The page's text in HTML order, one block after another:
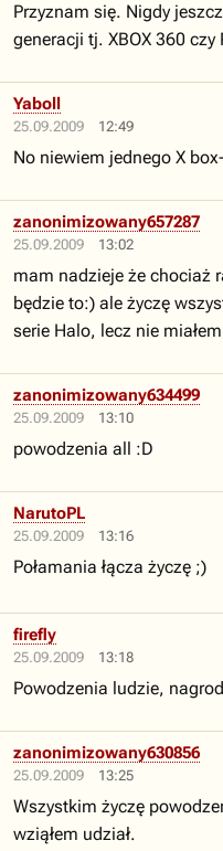
Przyznam się. Nigdy
generacji tj. XBOX 360 czy
25.09.2009 12:49
Yaboll
No niewiem jednego X
25.09.2009 13:02
zanonimizowany657287
mam nadzieje że chociaż
będzie to:) ale życzę
serie Halo, lecz nie
25.09.2009 13:10
zanonimizowany634499
powodzenia all :D
25.09.2009 13:16
NarutoPL
Połamania łącza życzę ;)
25.09.2009 13:18
firefly
Powodzenia ludzie,
25.09.2009 13:25
zanonimizowany630856
Wszystkim życzę
wziąłem udział.